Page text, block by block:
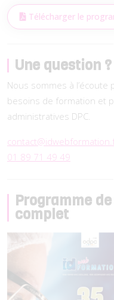
Télécharger le
Une question ?
Nous sommes à l’écoute
besoins de formation et
administratives DPC.
01 89 71 49 49
Programme
complet